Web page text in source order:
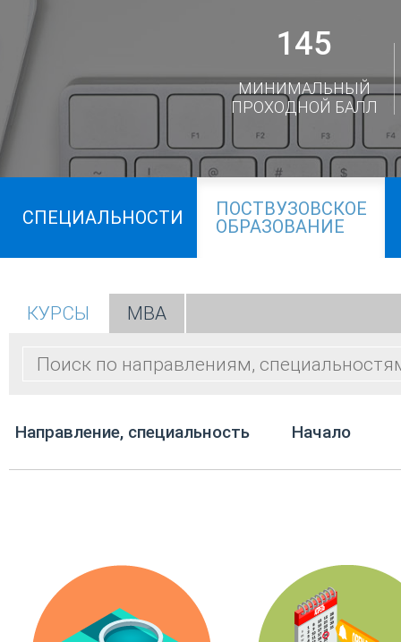
145
МИНИМАЛЬНЫЙ
ПРОХОДНОЙ БАЛЛ
СПЕЦИАЛЬНОСТИ
ПОСТВУЗОВСКОЕ
ОБРАЗОВАНИЕ
КУРСЫ МВА
Направление, специальность Начало